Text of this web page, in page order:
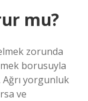
mu?
zorunda
borusuyla
yorgunluk
ve